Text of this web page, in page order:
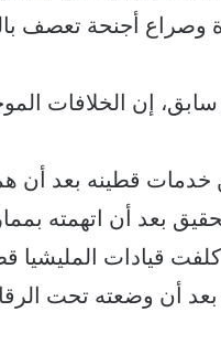
وصراع أجنحة تعصف
إن الخلافات
خدمات قطينه بعد أن
بعد أن اتهمته
كلفت قيادات
أن وضعته تحت